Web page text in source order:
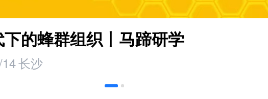
的蜂群组织丨马蹄研学
长沙